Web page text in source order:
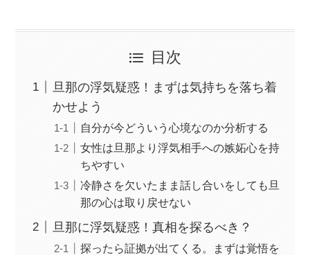
目次
旦那の浮気疑惑！まずは気持ちを落ち着
かせよう
自分が今どういう心境なのか分析する
女性は旦那より浮気相手への嫉妬心を持
ちやすい
冷静さを欠いたまま話し合いをしても旦
那の心は取り戻せない
旦那に浮気疑惑！真相を探るべき？
探ったら証拠が出てくる。まずは覚悟を